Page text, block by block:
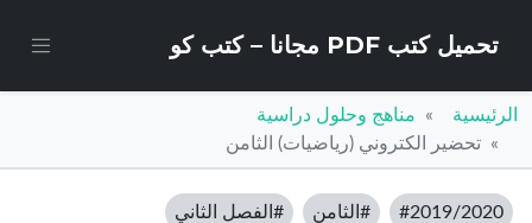
تحميل كتب PDF مجانا – كتب كو
الرئيسية
مناهج وحلول دراسية
تحضير الكتروني (رياضيات) الثامن
#2019/2020 #الثامن #الفصل الثاني